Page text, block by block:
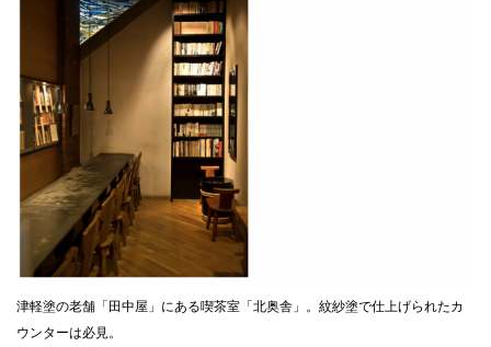
津軽塗の老舗「田中屋」にある喫茶室「北奥舎」。紋紗塗で仕上げられたカ
ウンターは必見。